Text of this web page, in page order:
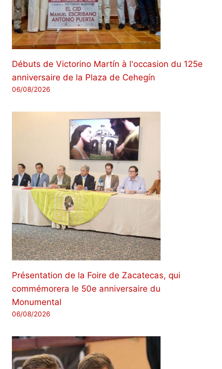
Débuts de Victorino Martín à l'occasion du 125e
anniversaire de la Plaza de Cehegín
06/08/2026
Présentation de la Foire de Zacatecas, qui
commémorera le 50e anniversaire du
Monumental
06/08/2026